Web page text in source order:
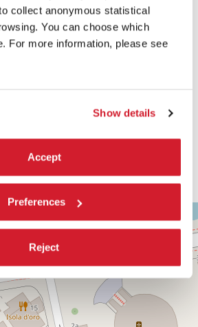
collect anonymous statistical
You can choose which
For more information, please see
Show details
Accept
Preferences
Reject
+